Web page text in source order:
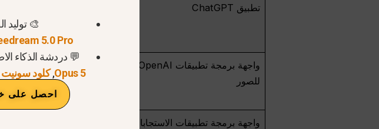
تطبيق ChatGPT
سلوك واجهة المستخدم والقيود
المفروضة عليها
واجهة برمجة تطبيقات OpenAI
للصور
المعلمة
واجهة برمجة تطبيقات الاستجابات
🎨 توليد
5.0 Pro
💬 دردشة الذكاء
Opus 5
,كلود سونيت
احصل على خصم 50% -